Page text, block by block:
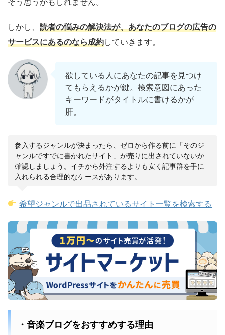
しかし、 読者の悩みの解決法が、あなたのブログの広告の
サービスにあるのなら成約していきます。
欲している人にあなたの記事を見つけ
てもらえるかが鍵。検索意図にあった
キーワードがタイトルに書けるかが
肝。
参入するジャンルが決まったら、ゼロから作る前に「そのジ
ャンルですでに書かれたサイト」が売りに出されていないか
確認しましょう。イチから外注するよりも安く記事群を手に
入れられる合理的なケースがあります。
希望ジャンルで出品されているサイト一覧を検索する
・音楽ブログをおすすめする理由